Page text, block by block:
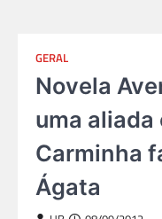
GERAL
Novela
uma
Carminha
Ágata